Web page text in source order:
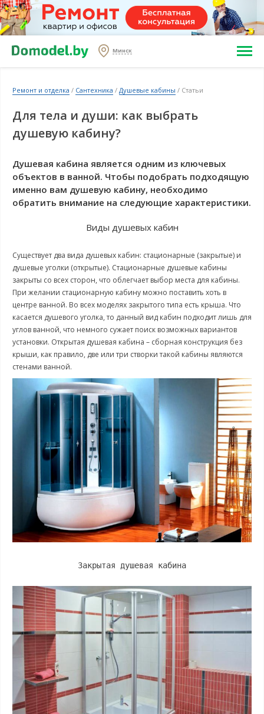
Минск
Ремонт и отделка / Сантехника / Душевые кабины / Статьи
Для тела и души: как выбрать
душевую кабину?
Душевая кабина является одним из ключевых
объектов в ванной. Чтобы подобрать подходящую
именно вам душевую кабину, необходимо
обратить внимание на следующие характеристики.
Виды душевых кабин
Существует два вида душевых кабин: стационарные (закрытые) и
душевые уголки (открытые). Стационарные душевые кабины
закрыты со всех сторон, что облегчает выбор места для кабины.
При желании стационарную кабину можно поставить хоть в
центре ванной. Во всех моделях закрытого типа есть крыша. Что
касается душевого уголка, то данный вид кабин подходит лишь для
углов ванной, что немного сужает поиск возможных вариантов
установки. Открытая душевая кабина – сборная конструкция без
крыши, как правило, две или три створки такой кабины являются
стенами ванной.
Закрытая душевая кабина